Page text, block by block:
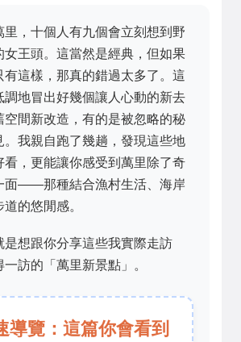
里，十個人有九個會立刻想到野
女王頭。這當然是經典，但如果
有這樣，那真的錯過太多了。這
調地冒出好幾個讓人心動的新去
空間新改造，有的是被忽略的秘
。我親自跑了幾趟，發現這些地
看，更能讓你感受到萬里除了奇
面——那種結合漁村生活、海岸
的悠閒感。
是想跟你分享這些我實際走訪
訪的「萬里新景點」。
導覽：這篇你會看到